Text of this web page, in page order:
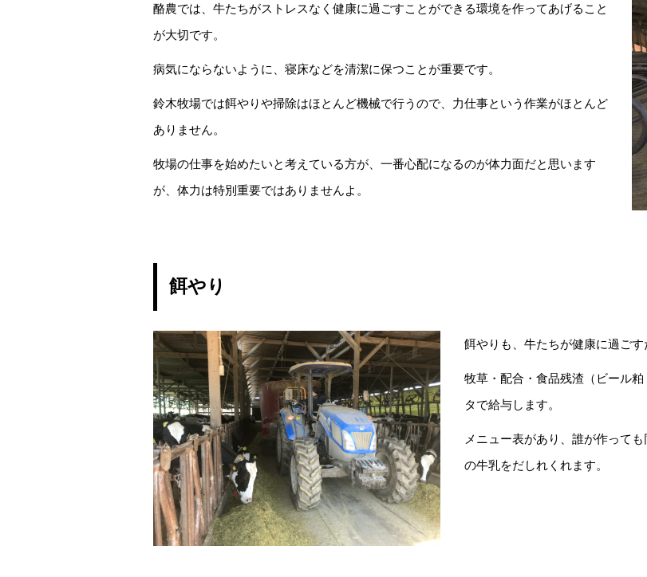
酪農では、牛たちがストレスなく健康に過ごすことができる環境を作ってあげること
が大切です。
病気にならないように、寝床などを清潔に保つことが重要です。
鈴木牧場では餌やりや掃除はほとんど機械で行うので、力仕事という作業がほとんど
ありません。
牧場の仕事を始めたいと考えている方が、一番心配になるのが体力面だと思います
が、体力は特別重要ではありませんよ。
餌やり
餌やりも、牛たちが健康に過ごす
牧草・配合・食品残渣（ビール
タで給与します。
メニュー表があり、誰が作って
の牛乳をだしれくれます。